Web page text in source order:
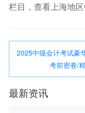
栏目，查看上海地区
2025中级会计考试豪
考前密卷/
最新资讯